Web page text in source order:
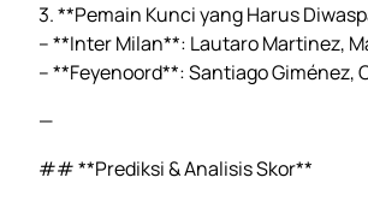
3. **Pemain Kunci yang Harus
– **Inter Milan**: Lautaro Martinez,
– **Feyenoord**: Santiago Giménez,
—
## **Prediksi & Analisis Skor**